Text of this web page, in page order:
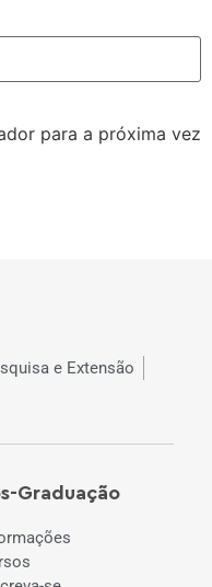
para a próxima vez
e Extensão
Graduação